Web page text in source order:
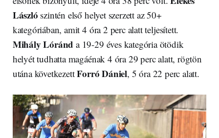
László szintén első helyet szerzett az 50+
kategóriában, amit 4 óra 2 perc alatt teljesített.
Mihály Lóránd a 19-29 éves kategória ötödik
helyét tudhatta magáénak 4 óra 29 perc alatt, rögtön
utána következettForró Dániel, 5 óra 22 perc alatt.